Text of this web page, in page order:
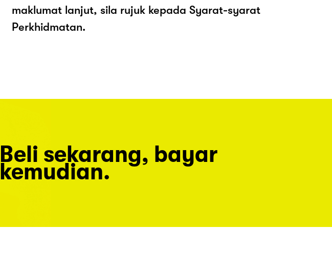
maklumat lanjut, sila rujuk kepada Syarat-syarat
Perkhidmatan.
Beli sekarang, bayar
kemudian.